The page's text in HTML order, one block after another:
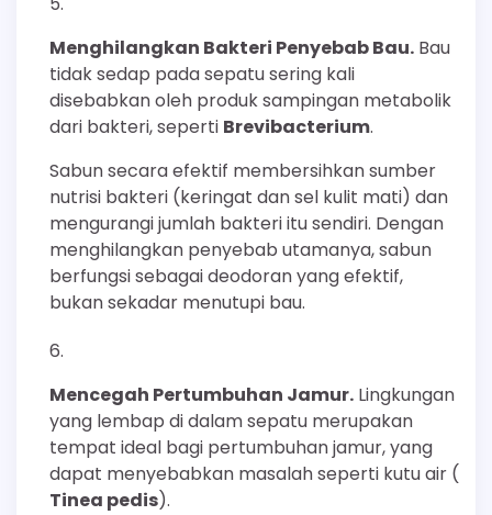
Menghilangkan Bakteri Penyebab Bau. Bau
tidak sedap pada sepatu sering kali
disebabkan oleh produk sampingan metabolik
dari bakteri, seperti Brevibacterium.
Sabun secara efektif membersihkan sumber
nutrisi bakteri (keringat dan sel kulit mati) dan
mengurangi jumlah bakteri itu sendiri. Dengan
menghilangkan penyebab utamanya, sabun
berfungsi sebagai deodoran yang efektif,
bukan sekadar menutupi bau.
Mencegah Pertumbuhan Jamur. Lingkungan
yang lembap di dalam sepatu merupakan
tempat ideal bagi pertumbuhan jamur, yang
dapat menyebabkan masalah seperti kutu air (
Tinea pedis).